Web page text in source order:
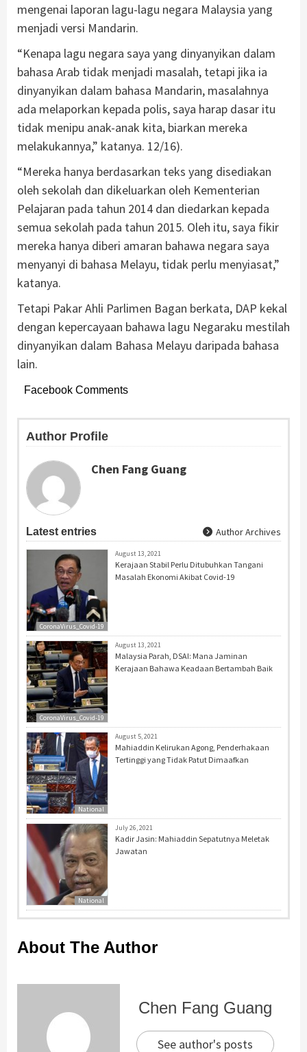
mengenai laporan lagu-lagu negara Malaysia yang
menjadi versi Mandarin.
“Kenapa lagu negara saya yang dinyanyikan dalam
bahasa Arab tidak menjadi masalah, tetapi jika ia
dinyanyikan dalam bahasa Mandarin, masalahnya
ada melaporkan kepada polis, saya harap dasar itu
tidak menipu anak-anak kita, biarkan mereka
melakukannya,” katanya. 12/16).
“Mereka hanya berdasarkan teks yang disediakan
oleh sekolah dan dikeluarkan oleh Kementerian
Pelajaran pada tahun 2014 dan diedarkan kepada
semua sekolah pada tahun 2015. Oleh itu, saya fikir
mereka hanya diberi amaran bahawa negara saya
menyanyi di bahasa Melayu, tidak perlu menyiasat,”
katanya.
Tetapi Pakar Ahli Parlimen Bagan berkata, DAP kekal
dengan kepercayaan bahawa lagu Negaraku mestilah
dinyanyikan dalam Bahasa Melayu daripada bahasa
lain.
Facebook Comments
Author Profile
Chen Fang Guang
Latest entries Author Archives
CoronaVirus_Covid-19
August 13, 2021
Kerajaan Stabil Perlu Ditubuhkan Tangani
Masalah Ekonomi Akibat Covid-19
CoronaVirus_Covid-19
August 13, 2021
Malaysia Parah, DSAI: Mana Jaminan
Kerajaan Bahawa Keadaan Bertambah Baik
National
August 5, 2021
Mahiaddin Kelirukan Agong, Penderhakaan
Tertinggi yang Tidak Patut Dimaafkan
National
July 26, 2021
Kadir Jasin: Mahiaddin Sepatutnya Meletak
Jawatan
About The Author
Chen Fang Guang
See author's posts